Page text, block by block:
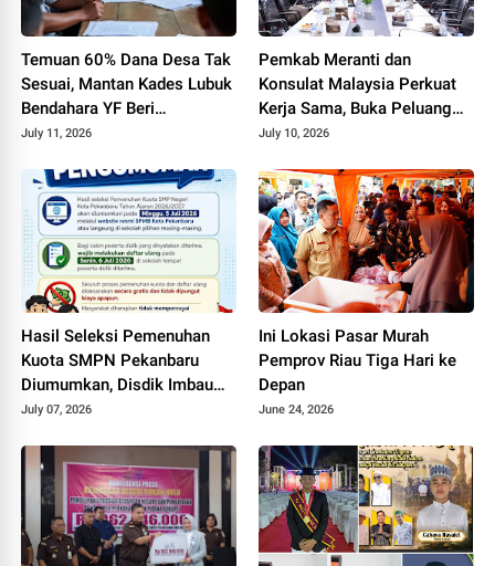
Temuan 60% Dana Desa Tak
Sesuai, Mantan Kades Lubuk
Bendahara YF Beri
Tanggapan
July 11, 2026
Pemkab Meranti dan
Konsulat Malaysia Perkuat
Kerja Sama, Buka Peluang
Kerja, Beasiswa, hingga
July 10, 2026
Hasil Seleksi Pemenuhan
Kuota SMPN Pekanbaru
Diumumkan, Disdik Imbau
Orang Tua Dampingi Anak
July 07, 2026
Ini Lokasi Pasar Murah
Pemprov Riau Tiga Hari ke
Depan
June 24, 2026